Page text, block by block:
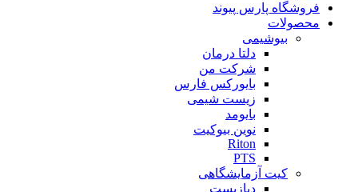
فروشگاه پارس پیوند
محصولات
بیوشیمی
دلتا درمان
شرکت من
بایورکس فارس
زیست شیمی
بایومد
نوین بیوکیت
Riton
PTS
کیت آزمایشگاهی
دیازیست